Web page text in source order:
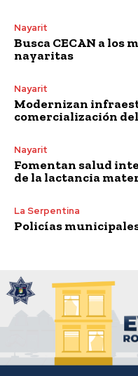
Nayarit
Busca CECAN a los
nayaritas
Nayarit
Modernizan
comercialización
Nayarit
Fomentan salud
de la lactancia
La Serpentina
Policías